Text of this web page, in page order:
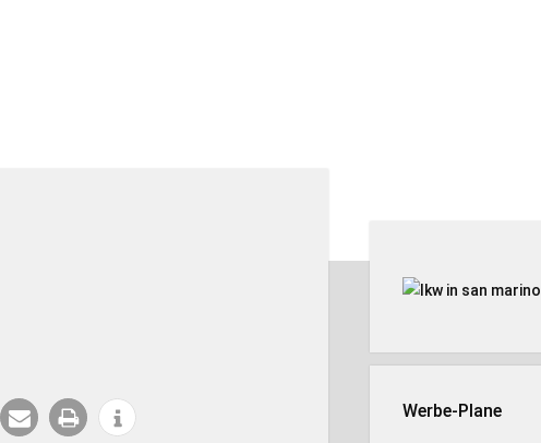
Werbe-Plane